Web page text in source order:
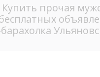
прочая